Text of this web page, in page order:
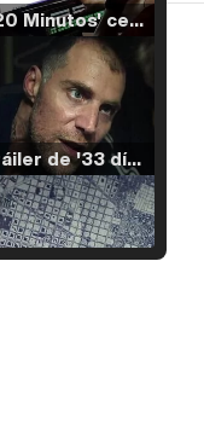
'120 Minutos' celebra sus 2.000 programas en Telemadrid con un vídeo del día a día en la redacción
Tráiler de '33 días', la nueva serie de Atresplayer con Julián Villagrán y José Manuel Poga